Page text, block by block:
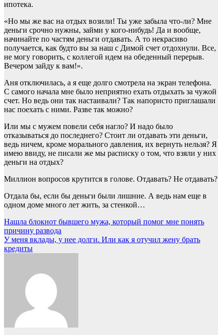
ипотека.
«Но мы же вас на отдых возили! Ты уже забыла что-ли? Мне
деньги срочно нужны, займи у кого-нибудь! Да и вообще,
начинайте по частям деньги отдавать. А то некрасиво
получается, как будто вы за наш с Димой счет отдохнули. Все,
не могу говорить, с коллегой идем на обеденный перерыв.
Вечером зайду к вам!».
Аня отключилась, а я еще долго смотрела на экран телефона.
С самого начала мне было неприятно ехать отдыхать за чужой
счет. Но ведь они так настаивали? Так напористо приглашали
нас поехать с ними. Разве так можно?
Или мы с мужем повели себя нагло? И надо было
отказываться до последнего? Стоит ли отдавать эти деньги,
ведь ничем, кроме морального давления, их вернуть нельзя? Я
имею ввиду, не писали же мы расписку о том, что взяли у них
деньги на отдых?
Миллион вопросов крутится в голове. Отдавать? Не отдавать?
Отдала бы, если бы деньги были лишние. А ведь нам еще в
одном доме много лет жить, за стенкой…
Навигация
по
записям
Нашла блокнот бывшего мужа, который помог мне понять
причину развода
У меня вклады, у нее долги. Или как я отучил жену брать
кредиты